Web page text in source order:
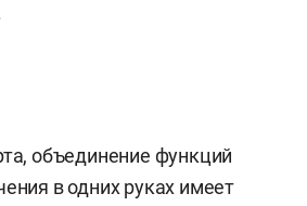
объединение функций
в одних руках имеет